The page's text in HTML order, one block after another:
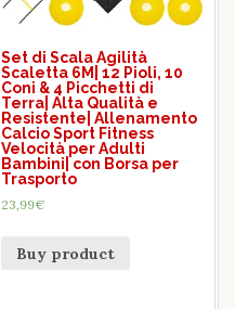
Set di Scala Agilità
Scaletta 6M| 12 Pioli, 10
Coni & 4 Picchetti di
Terra| Alta Qualità e
Resistente| Allenamento
Calcio Sport Fitness
Velocità per Adulti
Bambini| con Borsa per
Trasporto
23,99€
Buy product